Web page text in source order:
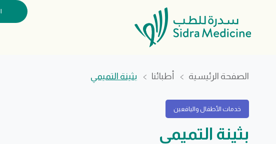
الصفحة الرئيسية أطبائنا بثينة التميمي
خدمات الأطفال واليافعين
بثينة التميمي